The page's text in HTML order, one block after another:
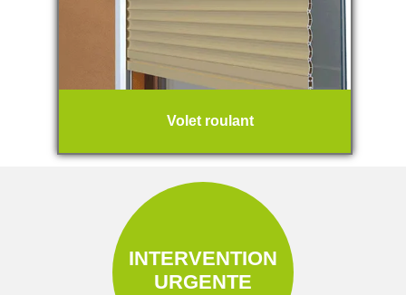
Volet roulant
INTERVENTION
URGENTE